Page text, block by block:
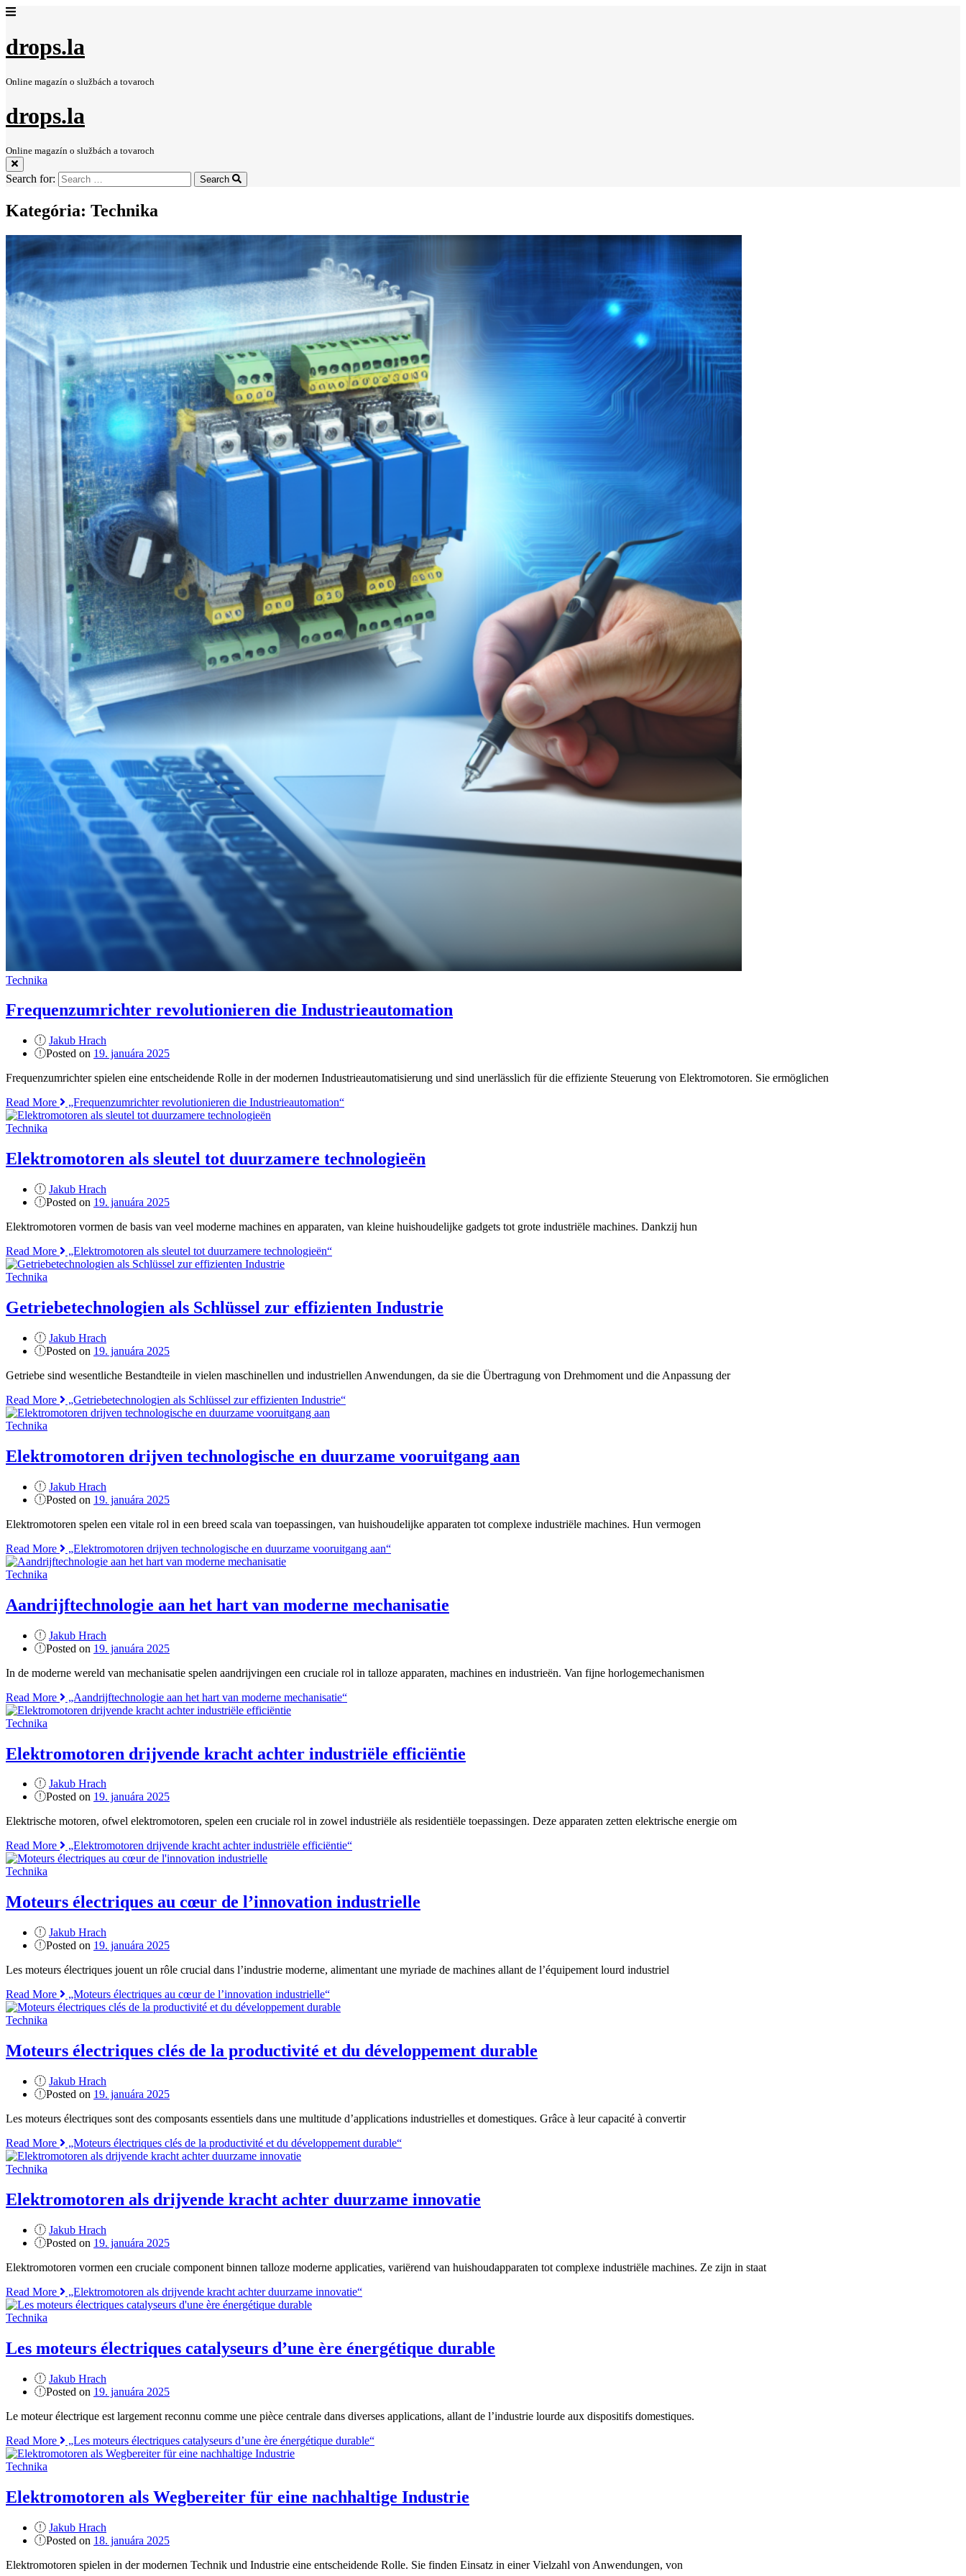
drops.la
Online magazín o službách a tovaroch
drops.la
Online magazín o službách a tovaroch
Search for: Search
Kategória: Technika
Technika
Frequenzumrichter revolutionieren die Industrieautomation
Jakub Hrach
Posted on 19. januára 2025
Frequenzumrichter spielen eine entscheidende Rolle in der modernen Industrieautomatisierung und sind unerlässlich für die effiziente Steuerung von Elektromotoren. Sie ermöglichen
Read More
„Frequenzumrichter revolutionieren die Industrieautomation“
Technika
Elektromotoren als sleutel tot duurzamere technologieën
Jakub Hrach
Posted on 19. januára 2025
Elektromotoren vormen de basis van veel moderne machines en apparaten, van kleine huishoudelijke gadgets tot grote industriële machines. Dankzij hun
Read More
„Elektromotoren als sleutel tot duurzamere technologieën“
Technika
Getriebetechnologien als Schlüssel zur effizienten Industrie
Jakub Hrach
Posted on 19. januára 2025
Getriebe sind wesentliche Bestandteile in vielen maschinellen und industriellen Anwendungen, da sie die Übertragung von Drehmoment und die Anpassung der
Read More
„Getriebetechnologien als Schlüssel zur effizienten Industrie“
Technika
Elektromotoren drijven technologische en duurzame vooruitgang aan
Jakub Hrach
Posted on 19. januára 2025
Elektromotoren spelen een vitale rol in een breed scala van toepassingen, van huishoudelijke apparaten tot complexe industriële machines. Hun vermogen
Read More
„Elektromotoren drijven technologische en duurzame vooruitgang aan“
Technika
Aandrijftechnologie aan het hart van moderne mechanisatie
Jakub Hrach
Posted on 19. januára 2025
In de moderne wereld van mechanisatie spelen aandrijvingen een cruciale rol in talloze apparaten, machines en industrieën. Van fijne horlogemechanismen
Read More
„Aandrijftechnologie aan het hart van moderne mechanisatie“
Technika
Elektromotoren drijvende kracht achter industriële efficiëntie
Jakub Hrach
Posted on 19. januára 2025
Elektrische motoren, ofwel elektromotoren, spelen een cruciale rol in zowel industriële als residentiële toepassingen. Deze apparaten zetten elektrische energie om
Read More
„Elektromotoren drijvende kracht achter industriële efficiëntie“
Technika
Moteurs électriques au cœur de l’innovation industrielle
Jakub Hrach
Posted on 19. januára 2025
Les moteurs électriques jouent un rôle crucial dans l’industrie moderne, alimentant une myriade de machines allant de l’équipement lourd industriel
Read More
„Moteurs électriques au cœur de l’innovation industrielle“
Technika
Moteurs électriques clés de la productivité et du développement durable
Jakub Hrach
Posted on 19. januára 2025
Les moteurs électriques sont des composants essentiels dans une multitude d’applications industrielles et domestiques. Grâce à leur capacité à convertir
Read More
„Moteurs électriques clés de la productivité et du développement durable“
Technika
Elektromotoren als drijvende kracht achter duurzame innovatie
Jakub Hrach
Posted on 19. januára 2025
Elektromotoren vormen een cruciale component binnen talloze moderne applicaties, variërend van huishoudapparaten tot complexe industriële machines. Ze zijn in staat
Read More
„Elektromotoren als drijvende kracht achter duurzame innovatie“
Technika
Les moteurs électriques catalyseurs d’une ère énergétique durable
Jakub Hrach
Posted on 19. januára 2025
Le moteur électrique est largement reconnu comme une pièce centrale dans diverses applications, allant de l’industrie lourde aux dispositifs domestiques.
Read More
„Les moteurs électriques catalyseurs d’une ère énergétique durable“
Technika
Elektromotoren als Wegbereiter für eine nachhaltige Industrie
Jakub Hrach
Posted on 18. januára 2025
Elektromotoren spielen in der modernen Technik und Industrie eine entscheidende Rolle. Sie finden Einsatz in einer Vielzahl von Anwendungen, von